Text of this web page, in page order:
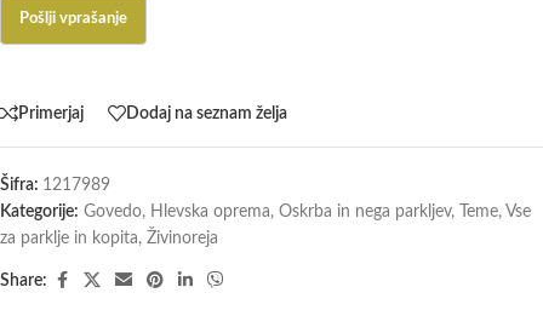
Primerjaj Dodaj na seznam želja
Šifra: 1217989
Kategorije: Govedo, Hlevska oprema, Oskrba in nega parkljev, Teme, Vse
za parklje in kopita, Živinoreja
Share: